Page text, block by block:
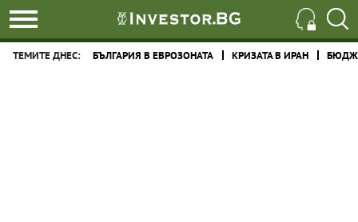
ТЕМИТЕ ДНЕС: БЪЛГАРИЯ В ЕВРОЗОНАТА КРИЗАТА В ИРАН